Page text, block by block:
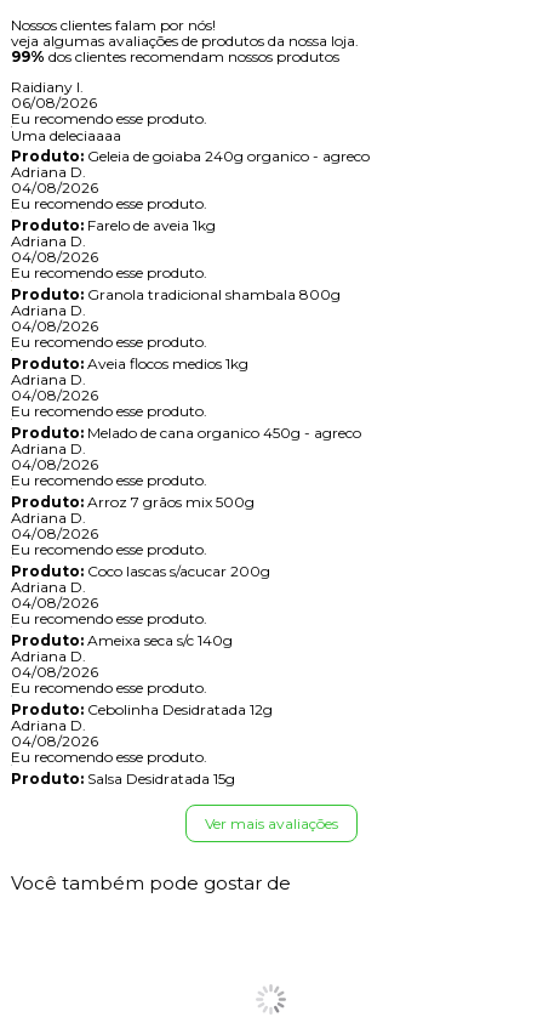
Nossos clientes falam por nós!
veja algumas avaliações de produtos da nossa loja.
99% dos clientes recomendam nossos produtos
Raidiany I.
06/08/2026
Eu recomendo esse produto.
Uma deleciaaaa
Produto:Geleia de goiaba 240g organico - agreco
Adriana D.
04/08/2026
Eu recomendo esse produto.
Produto:Farelo de aveia 1kg
Adriana D.
04/08/2026
Eu recomendo esse produto.
Produto:Granola tradicional shambala 800g
Adriana D.
04/08/2026
Eu recomendo esse produto.
Produto:Aveia flocos medios 1kg
Adriana D.
04/08/2026
Eu recomendo esse produto.
Produto:Melado de cana organico 450g - agreco
Adriana D.
04/08/2026
Eu recomendo esse produto.
Produto:Arroz 7 grãos mix 500g
Adriana D.
04/08/2026
Eu recomendo esse produto.
Produto:Coco lascas s/acucar 200g
Adriana D.
04/08/2026
Eu recomendo esse produto.
Produto:Ameixa seca s/c 140g
Adriana D.
04/08/2026
Eu recomendo esse produto.
Produto:Cebolinha Desidratada 12g
Adriana D.
04/08/2026
Eu recomendo esse produto.
Produto:Salsa Desidratada 15g
Ver mais avaliações
Você também pode gostar de